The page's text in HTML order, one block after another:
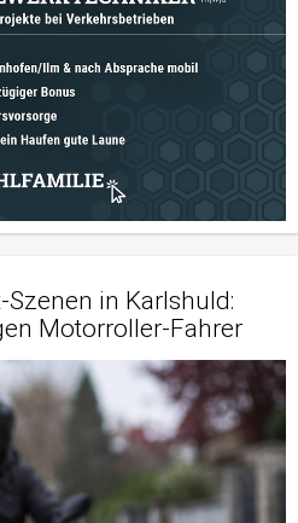
in Karlshuld:
Motorroller-Fahrer